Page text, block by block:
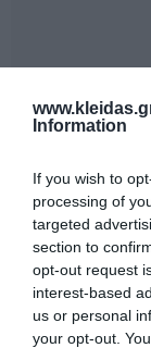
Information
If you wish to
processing of
targeted
section to
opt-out request
interest-based
us or personal
your opt-out.
- +